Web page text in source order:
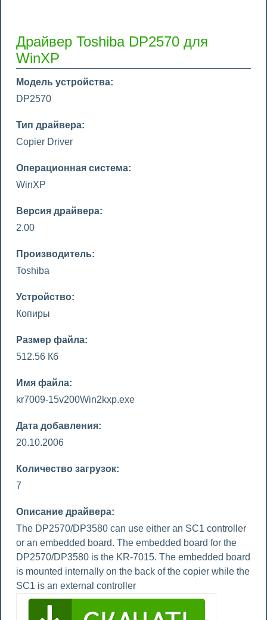
Драйвер Toshiba DP2570 для
WinXP
Модель устройства:
DP2570
Тип драйвера:
Copier Driver
Операционная система:
WinXP
Версия драйвера:
2.00
Производитель:
Toshiba
Устройство:
Копиры
Размер файла:
512.56 Кб
Имя файла:
kr7009-15v200Win2kxp.exe
Дата добавления:
20.10.2006
Количество загрузок:
7
Описание драйвера:
The DP2570/DP3580 can use either an SC1 controller
or an embedded board. The embedded board for the
DP2570/DP3580 is the KR-7015. The embedded board
is mounted internally on the back of the copier while the
SC1 is an external controller